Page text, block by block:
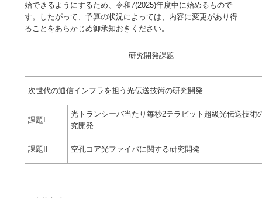
始できるようにするため、令和7(2025)年度中に始めるもので
す。したがって、予算の状況によっては、内容に変更があり得
ることをあらかじめ御承知おきください。
研究開発課題
次世代の通信インフラを担う光伝送技術の研究開発
課題I
光トランシーバ当たり毎秒2テラビット超級光伝送技術
究開発
課題II 空孔コア光ファイバに関する研究開発